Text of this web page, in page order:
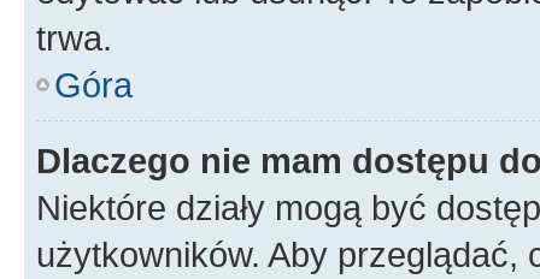
trwa.
Góra
Dlaczego nie mam dostępu
Niektóre działy mogą być
użytkowników. Aby